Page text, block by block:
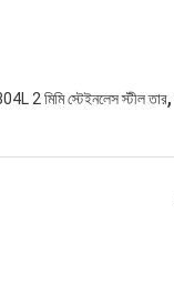
2 মিমি স্টেইনলেস স্টীল তার,